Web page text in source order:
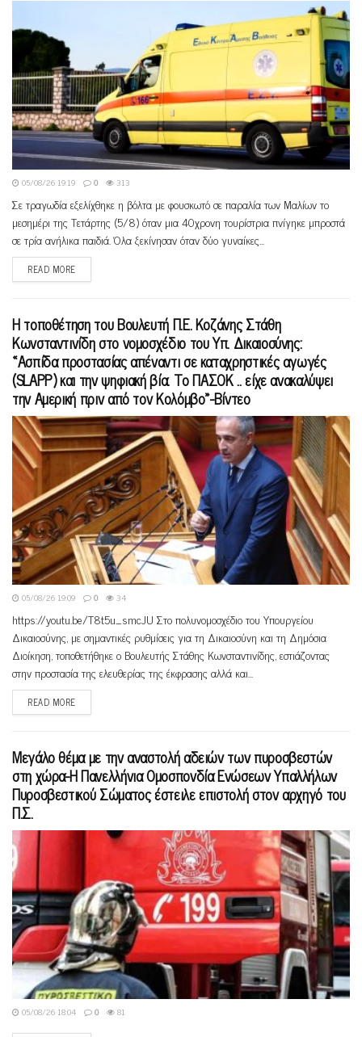
05/08/26 19:19 0 313
Σε τραγωδία εξελίχθηκε η βόλτα με φουσκωτό σε παραλία των Μαλίων το
μεσημέρι της Τετάρτης (5/8) όταν μια 40χρονη τουρίστρια πνίγηκε μπροστά
σε τρία ανήλικα παιδιά. Όλα ξεκίνησαν όταν δύο γυναίκες...
READ MORE
Η τοποθέτηση του Βουλευτή Π.Ε. Κοζάνης Στάθη
Κωνσταντινίδη στο νομοσχέδιο του Υπ. Δικαιοσύνης:
«Ασπίδα προστασίας απέναντι σε καταχρηστικές αγωγές
(SLAPP) και την ψηφιακή βία. Το ΠΑΣΟΚ .. είχε ανακαλύψει
την Αμερική πριν από τον Κολόμβο»-Bίντεο
05/08/26 19:09 0 34
https://youtu.be/T8t5u_smcJU ​Στο πολυνομοσχέδιο του Υπουργείου
Δικαιοσύνης, με σημαντικές ρυθμίσεις για τη Δικαιοσύνη και τη Δημόσια
Διοίκηση, τοποθετήθηκε ο Βουλευτής Στάθης Κωνσταντινίδης, εστιάζοντας
στην προστασία της ελευθερίας της έκφρασης αλλά και...
READ MORE
Μεγάλο θέμα με την αναστολή αδειών των πυροσβεστών
στη χώρα-H Πανελλήνια Ομοσπονδία Ενώσεων Υπαλλήλων
Πυροσβεστικού Σώματος έστειλε επιστολή στον αρχηγό του
Π.Σ.
05/08/26 18:04 0 81